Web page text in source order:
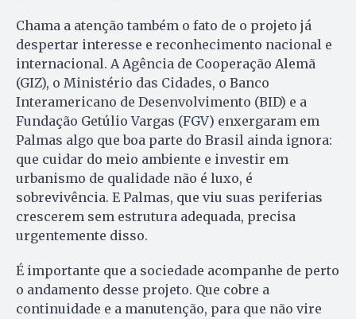
Chama a atenção também o fato de o projeto já
despertar interesse e reconhecimento nacional e
internacional. A Agência de Cooperação Alemã
(GIZ), o Ministério das Cidades, o Banco
Interamericano de Desenvolvimento (BID) e a
Fundação Getúlio Vargas (FGV) enxergaram em
Palmas algo que boa parte do Brasil ainda ignora:
que cuidar do meio ambiente e investir em
urbanismo de qualidade não é luxo, é
sobrevivência. E Palmas, que viu suas periferias
crescerem sem estrutura adequada, precisa
urgentemente disso.
É importante que a sociedade acompanhe de perto
o andamento desse projeto. Que cobre a
continuidade e a manutenção, para que não vire